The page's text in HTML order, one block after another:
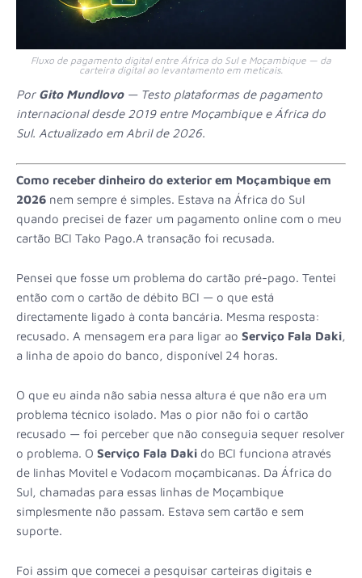
Fluxo de pagamento digital entre África do Sul e Moçambique — da
carteira digital ao levantamento em meticais.
Por Gito Mundlovo— Testo plataformas de pagamento
internacional desde 2019 entre Moçambique e África do
Sul. Actualizado em Abril de 2026.
Como receber dinheiro do exterior em Moçambique em
2026 nem sempre é simples. Estava na África do Sul
quando precisei de fazer um pagamento online com o meu
cartão BCI Tako Pago.A transação foi recusada.
Pensei que fosse um problema do cartão pré-pago. Tentei
então com o cartão de débito BCI — o que está
directamente ligado à conta bancária. Mesma resposta:
recusado. A mensagem era para ligar ao Serviço Fala Daki,
a linha de apoio do banco, disponível 24 horas.
O que eu ainda não sabia nessa altura é que não era um
problema técnico isolado. Mas o pior não foi o cartão
recusado — foi perceber que não conseguia sequer resolver
o problema. O Serviço Fala Daki do BCI funciona através
de linhas Movitel e Vodacom moçambicanas. Da África do
Sul, chamadas para essas linhas de Moçambique
simplesmente não passam. Estava sem cartão e sem
suporte.
Foi assim que comecei a pesquisar carteiras digitais e